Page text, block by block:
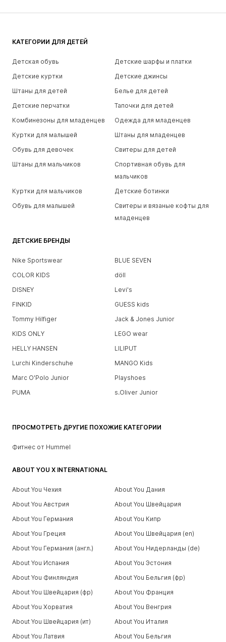
КАТЕГОРИИ ДЛЯ ДЕТЕЙ
Детская обувь
Детские шарфы и платки
Детские куртки
Детские джинсы
Штаны для детей
Белье для детей
Детские перчатки
Тапочки для детей
Комбинезоны для младенцев
Одежда для младенцев
Куртки для малышей
Штаны для младенцев
Обувь для девочек
Свитеры для детей
Штаны для мальчиков
Спортивная обувь для
мальчиков
Куртки для мальчиков
Детские ботинки
Обувь для малышей
Свитеры и вязаные кофты для
младенцев
ДЕТСКИЕ БРЕНДЫ
Nike Sportswear
BLUE SEVEN
COLOR KIDS
döll
DISNEY
Levi's
FINKID
GUESS kids
Tommy Hilfiger
Jack & Jones Junior
KIDS ONLY
LEGO wear
HELLY HANSEN
LILIPUT
Lurchi Kinderschuhe
MANGO Kids
Marc O'Polo Junior
Playshoes
PUMA
s.Oliver Junior
ПРОСМОТРЕТЬ ДРУГИЕ ПОХОЖИЕ КАТЕГОРИИ
Фитнес от Hummel
ABOUT YOU X INTERNATIONAL
About You Чехия
About You Дания
About You Австрия
About You Швейцария
About You Германия
About You Кипр
About You Греция
About You Швейцария (en)
About You Германия (англ.)
About You Нидерланды (de)
About You Испания
About You Эстония
About You Финляндия
About You Бельгия (фр)
About You Швейцария (фр)
About You Франция
About You Хорватия
About You Венгрия
About You Швейцария (ит)
About You Италия
About You Латвия
About You Бельгия